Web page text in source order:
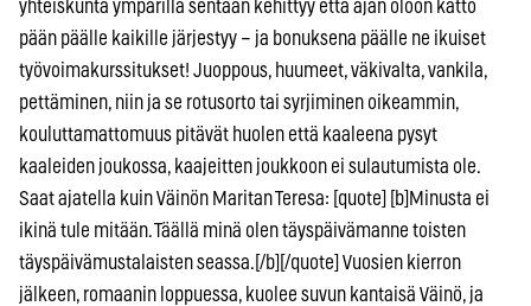
yhteiskunta ympärillä sentään kehittyy että ajan oloon katto
pään päälle kaikille järjestyy – ja bonuksena päälle ne ikuiset
työvoimakurssitukset! Juoppous, huumeet, väkivalta, vankila,
pettäminen, niin ja se rotusorto tai syrjiminen oikeammin,
kouluttamattomuus pitävät huolen että kaaleena pysyt
kaaleiden joukossa, kaajeitten joukkoon ei sulautumista ole.
Saat ajatella kuin Väinön Maritan Teresa: [quote] [b]Minusta ei
ikinä tule mitään. Täällä minä olen täyspäivämanne toisten
täyspäivämustalaisten seassa.[/b][/quote] Vuosien kierron
jälkeen, romaanin loppuessa, kuolee suvun kantaisä Väinö, ja